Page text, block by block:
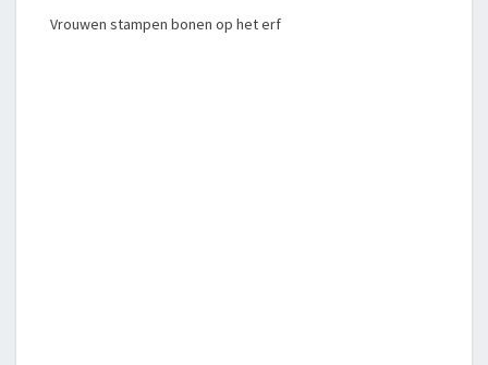
Vrouwen stampen bonen op het erf